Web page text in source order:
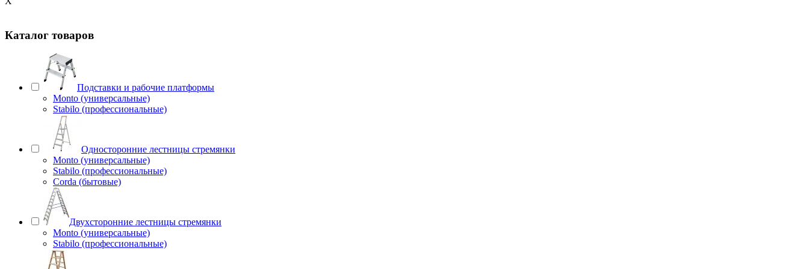
Каталог товаров
Подставки и рабочие платформы
Monto (универсальные)
Stabilo (профессиональные)
Односторонние лестницы стремянки
Monto (универсальные)
Stabilo (профессиональные)
Corda (бытовые)
Двухсторонние лестницы стремянки
Monto (универсальные)
Stabilo (профессиональные)